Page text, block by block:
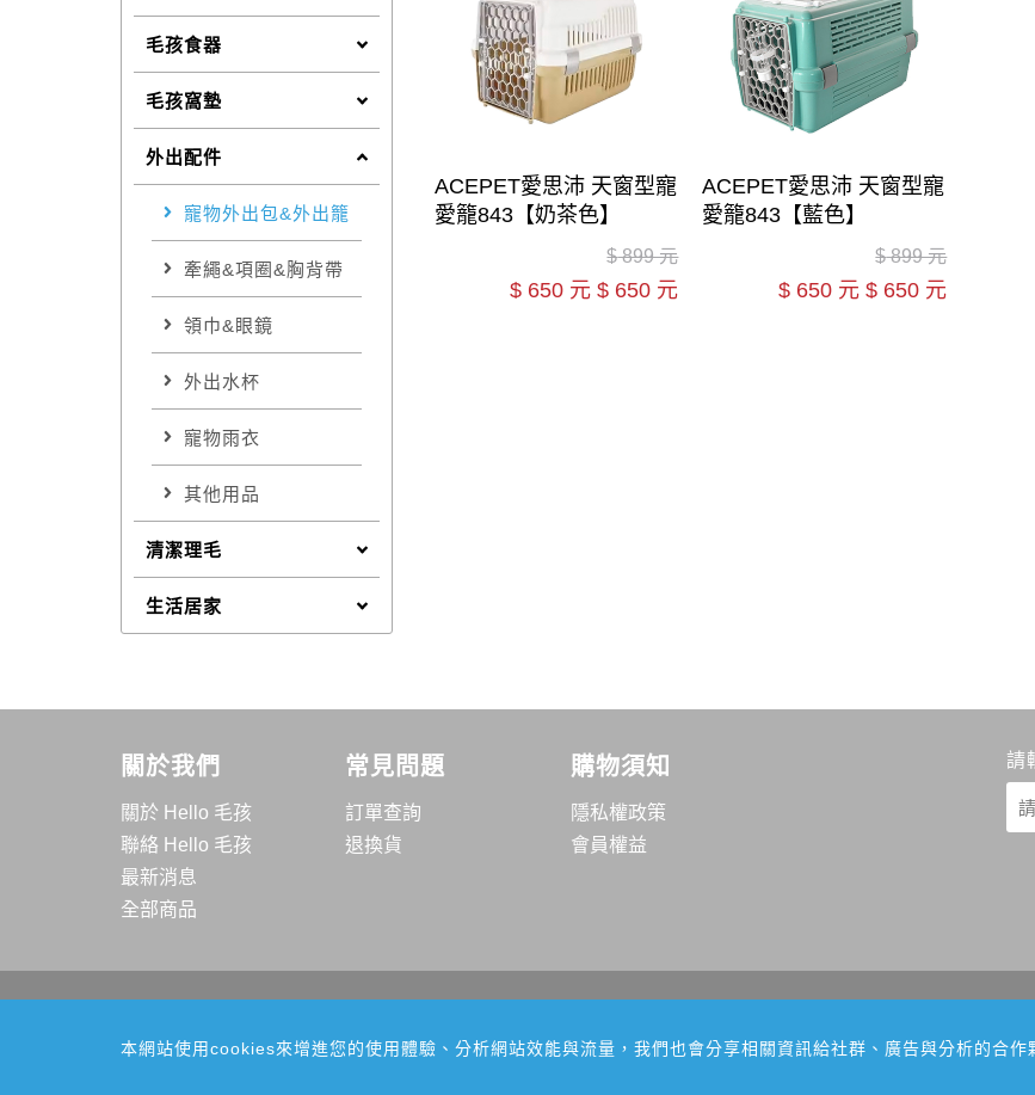
毛孩食器
毛孩窩墊
外出配件
寵物外出包&外出籠
牽繩&項圈&胸背帶
領巾&眼鏡
外出水杯
寵物雨衣
其他用品
清潔理毛
生活居家
ACEPET愛思沛 天窗型寵
愛籠843【奶茶色】
$899 元
$ 650 元$ 650 元
ACEPET愛思沛 天窗型寵
愛籠843【藍色】
$899 元
$ 650 元$ 650 元
本網站使用cookies來增進您的使用體驗、分析網站效能與流量，我們也會分享相關資訊給社群、廣告與分析的合作
請
關於我們
關於 Hello 毛孩
聯絡 Hello 毛孩
最新消息
全部商品
常見問題
訂單查詢
退換貨
購物須知
隱私權政策
會員權益
E-mail: service@hellomaohi.com
本網站建議使用Chrome、FireFox